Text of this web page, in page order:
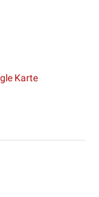
Karte